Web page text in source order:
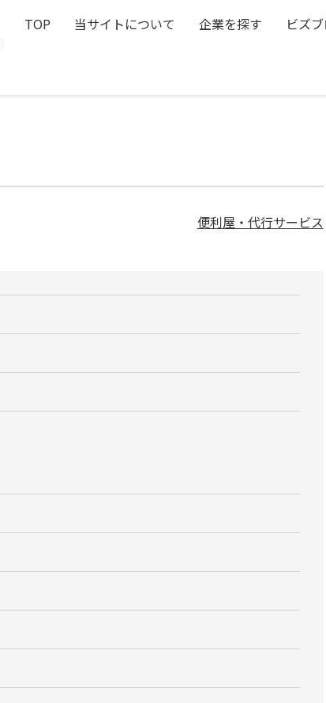
TOP 当サイトについて 企業を探す ビズ
便利屋・代行サービス